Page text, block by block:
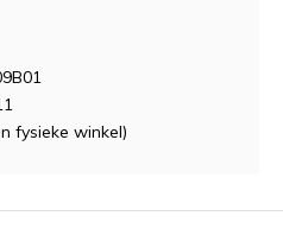
fysieke winkel)